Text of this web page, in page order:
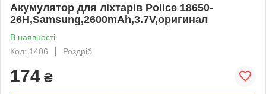
Акумулятор для ліхтарів Police 18650-
26H,Samsung,2600mAh,3.7V,оригинал
В наявності
Код: 1406
Роздріб
174 ₴